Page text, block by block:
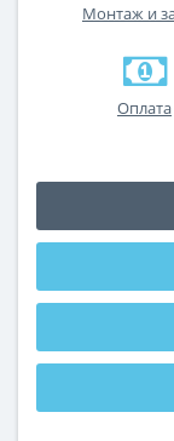
Монтаж и
Оплата